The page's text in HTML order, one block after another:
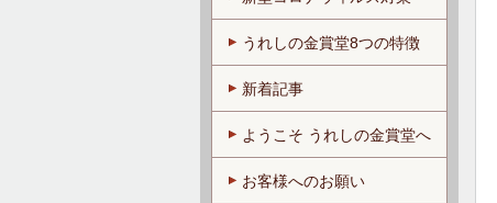
うれしの金賞堂8つの特徴
新着記事
ようこそ うれしの金賞堂へ
お客様へのお願い